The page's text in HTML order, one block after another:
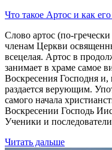
Что такое Артос и как
Слово артос (по-
членам Церкви
всецелая. Артос в
занимает в храме самое
Воскресения Господня и,
раздается верующим.
самого начала
Воскресении Господь
Ученики и
Читать дальше